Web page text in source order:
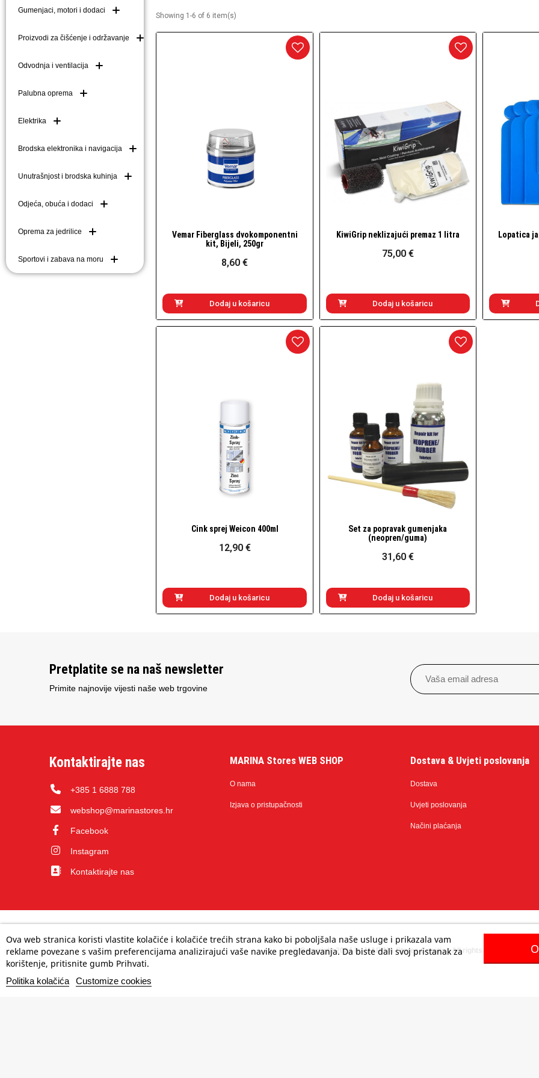
Brodske kuke (mezomarineri) i dodaci
Brodske ljestve i dodaci
Gumenjaci, motori i dodaci
Proizvodi za čišćenje i održavanje
Odvodnja i ventilacija
Palubna oprema
Elektrika
Brodska elektronika i navigacija
Unutrašnjost i brodska kuhinja
Odjeća, obuća i dodaci
Oprema za jedrilice
Sportovi i zabava na moru
Showing 1-6 of 6 item(s)
Brzi pogled
Vemar Fiberglass dvokomponentni
kit, Bijeli, 250gr
8,60 €
Dodaj u košaricu
Brzi pogled
KiwiGrip neklizajući premaz 1 litra
75,00 €
Dodaj u košaricu
Lopatica
Brzi pogled
Cink sprej Weicon 400ml
12,90 €
Dodaj u košaricu
Brzi pogled
Set za popravak gumenjaka
(neopren/guma)
31,60 €
Dodaj u košaricu
Pretplatite se na naš newsletter
Primite najnovije vijesti naše web trgovine
Kontaktirajte nas
+385 1 6888 788
webshop@marinastores.hr
Facebook
Instagram
Kontaktirajte nas
MARINA Stores WEB SHOP
O nama
Izjava o pristupačnosti
Dostava & Uvjeti poslovanja
Dostava
Uvjeti poslovanja
Načini plaćanja
© Copyright 2024 by MARINA Stores Croatia - All rights reserved
Ova web stranica koristi vlastite kolačiće i kolačiće trećih strana kako bi poboljšala naše usluge i prikazala vam
reklame povezane s vašim preferencijama analizirajući vaše navike pregledavanja. Da biste dali svoj pristanak za
korištenje, pritisnite gumb Prihvati.
Politika kolačića Customize cookies